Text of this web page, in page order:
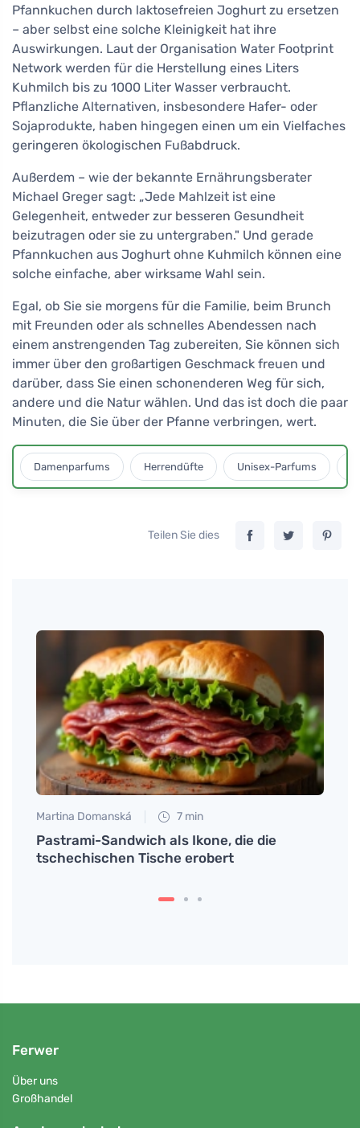
Pfannkuchen durch laktosefreien Joghurt zu ersetzen
– aber selbst eine solche Kleinigkeit hat ihre
Auswirkungen. Laut der Organisation Water Footprint
Network werden für die Herstellung eines Liters
Kuhmilch bis zu 1000 Liter Wasser verbraucht.
Pflanzliche Alternativen, insbesondere Hafer- oder
Sojaprodukte, haben hingegen einen um ein Vielfaches
geringeren ökologischen Fußabdruck.
Außerdem – wie der bekannte Ernährungsberater
Michael Greger sagt: „Jede Mahlzeit ist eine
Gelegenheit, entweder zur besseren Gesundheit
beizutragen oder sie zu untergraben." Und gerade
Pfannkuchen aus Joghurt ohne Kuhmilch können eine
solche einfache, aber wirksame Wahl sein.
Egal, ob Sie sie morgens für die Familie, beim Brunch
mit Freunden oder als schnelles Abendessen nach
einem anstrengenden Tag zubereiten, Sie können sich
immer über den großartigen Geschmack freuen und
darüber, dass Sie einen schonenderen Weg für sich,
andere und die Natur wählen. Und das ist doch die paar
Minuten, die Sie über der Pfanne verbringen, wert.
Damenparfums Herrendüfte Unisex-Parfums
Teilen Sie dies
Martina Domanská 7 min
Pastrami-Sandwich als Ikone, die die
tschechischen Tische erobert
Ferwer
Über uns
Großhandel